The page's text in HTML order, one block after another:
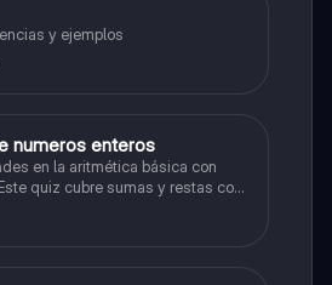
y ejemplos
numeros enteros
en la aritmética básica con
quiz cubre sumas y restas con
negativos.